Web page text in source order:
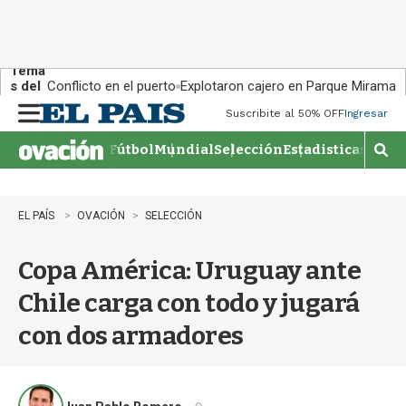
Tema
s del
día:
Conflicto en el puerto Explotaron cajero en Parque Miramar
n
u
Suscribite al 50% OFFIngresar
FútbolMundialSelecciónEstadisticas
M
o
EL PAÍS OVACIÓN SELECCIÓN
Copa América: Uruguay ante
Chile carga con todo y jugará
con dos armadores